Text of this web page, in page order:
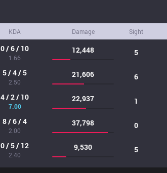
KDA Damage Sight
0 / 6 / 10
1.66
12,448 5
5 / 4 / 5
2.50
21,606 6
4 / 2 / 10
7.00
22,937 1
8 / 6 / 4
2.00
37,798 0
0 / 5 / 12
2.40
9,530 5